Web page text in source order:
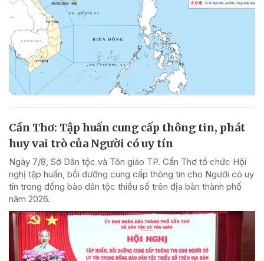
Cần Thơ: Tập huấn cung cấp thông tin, phát
huy vai trò của Người có uy tín
Ngày 7/8, Sở Dân tộc và Tôn giáo TP. Cần Thơ tổ chức Hội
nghị tập huấn, bồi dưỡng cung cấp thông tin cho Người có uy
tín trong đồng bào dân tộc thiểu số trên địa bàn thành phố
năm 2026.